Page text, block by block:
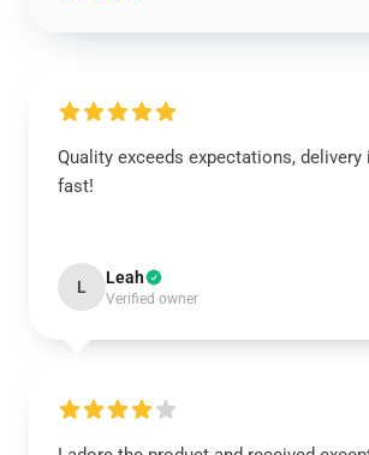
Quality exceeds expectations, delivery
fast!
L Leah
Verified owner